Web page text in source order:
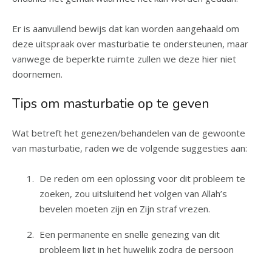
Er is aanvullend bewijs dat kan worden aangehaald om
deze uitspraak over masturbatie te ondersteunen, maar
vanwege de beperkte ruimte zullen we deze hier niet
doornemen.
Tips om masturbatie op te geven
Wat betreft het genezen/behandelen van de gewoonte
van masturbatie, raden we de volgende suggesties aan:
De reden om een oplossing voor dit probleem te
zoeken, zou uitsluitend het volgen van Allah’s
bevelen moeten zijn en Zijn straf vrezen.
Een permanente en snelle genezing van dit
probleem ligt in het huwelijk zodra de persoon